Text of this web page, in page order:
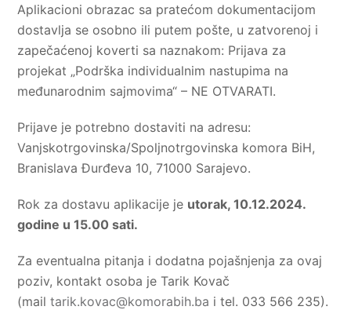
Aplikacioni obrazac sa pratećom dokumentacijom
dostavlja se osobno ili putem pošte, u zatvorenoj i
zapečaćenoj koverti sa naznakom: Prijava za
projekat „Podrška individualnim nastupima na
međunarodnim sajmovima“ – NE OTVARATI.
Prijave je potrebno dostaviti na adresu:
Vanjskotrgovinska/Spoljnotrgovinska komora BiH,
Branislava Đurđeva 10, 71000 Sarajevo.
Rok za dostavu aplikacije je utorak, 10.12.2024.
godine u 15.00 sati.
Za eventualna pitanja i dodatna pojašnjenja za ovaj
poziv, kontakt osoba je Tarik Kovač
(mailtarik.kovac@komorabih.ba i tel. 033 566 235).